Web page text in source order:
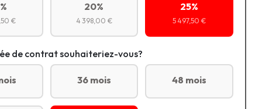
€
20%
4 398,00 €
25%
5 497,50 €
de contrat souhaiteriez-vous?
36 mois 48 mois